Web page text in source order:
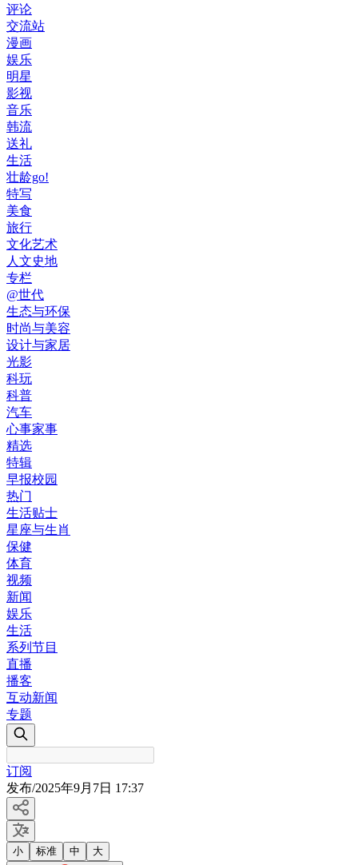
评论
交流站
漫画
娱乐
明星
影视
音乐
韩流
送礼
生活
壮龄go!
特写
美食
旅行
文化艺术
人文史地
专栏
@世代
生态与环保
时尚与美容
设计与家居
光影
科玩
科普
汽车
心事家事
精选
特辑
早报校园
热门
生活贴士
星座与生肖
保健
体育
视频
新闻
娱乐
生活
系列节目
直播
播客
互动新闻
专题
订阅
发布/2025年9月7日 17:37
小 标准 中 大